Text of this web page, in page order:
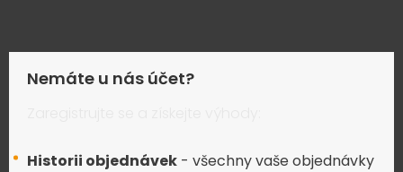
Nemáte u nás účet?
Historii objednávek - všechny vaše objednávky